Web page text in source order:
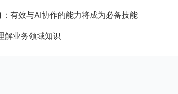
：有效与AI协作的能力将成为必备技能
解业务领域知识